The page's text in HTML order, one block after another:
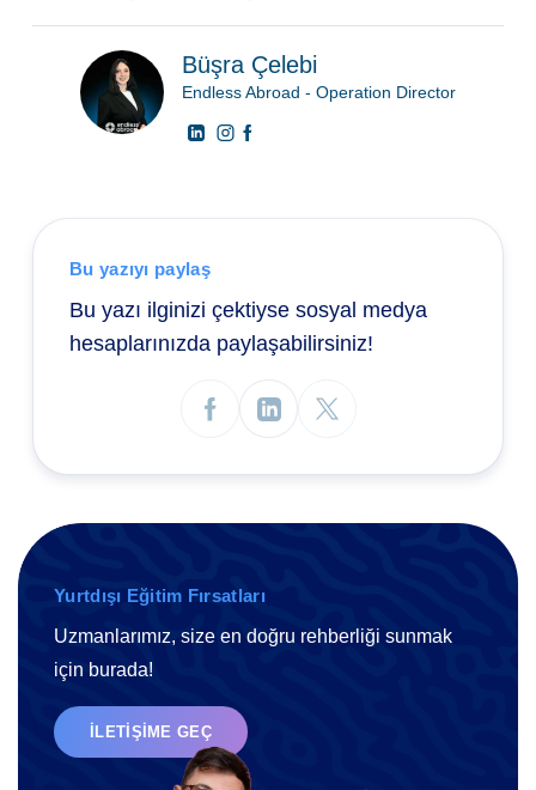
Büşra Çelebi
Endless Abroad - Operation Director
Bu yazıyı paylaş
Bu yazı ilginizi çektiyse sosyal medya
hesaplarınızda paylaşabilirsiniz!
Yurtdışı Eğitim Fırsatları
Uzmanlarımız, size en doğru rehberliği sunmak
için burada!
İLETIŞIME GEÇ